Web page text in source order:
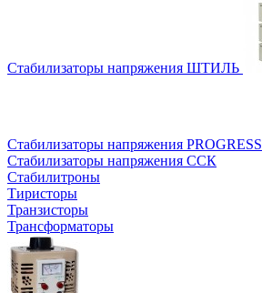
Стабилизаторы напряжения ШТИЛЬ
Стабилизаторы напряжения PROGRESS
Стабилизаторы напряжения ССК
Стабилитроны
Тиристоры
Транзисторы
Трансформаторы